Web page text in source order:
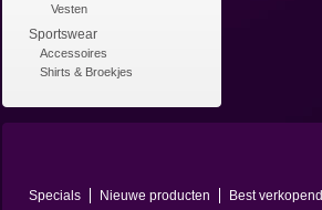
Vesten
Sportswear
Accessoires
Shirts & Broekjes
Specials Nieuwe producten Best verkopend